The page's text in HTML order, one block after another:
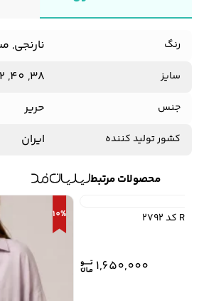
رنگ نارنجی,
سایز 38, 40, 42, 44, 46
جنس حریر
کشور تولید کننده ایران
محصولات مرتبط
1,650,000
10%